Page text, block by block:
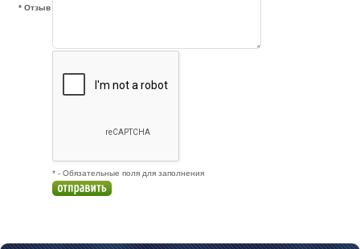
* Отзыв
* - Обязательные поля для заполнения